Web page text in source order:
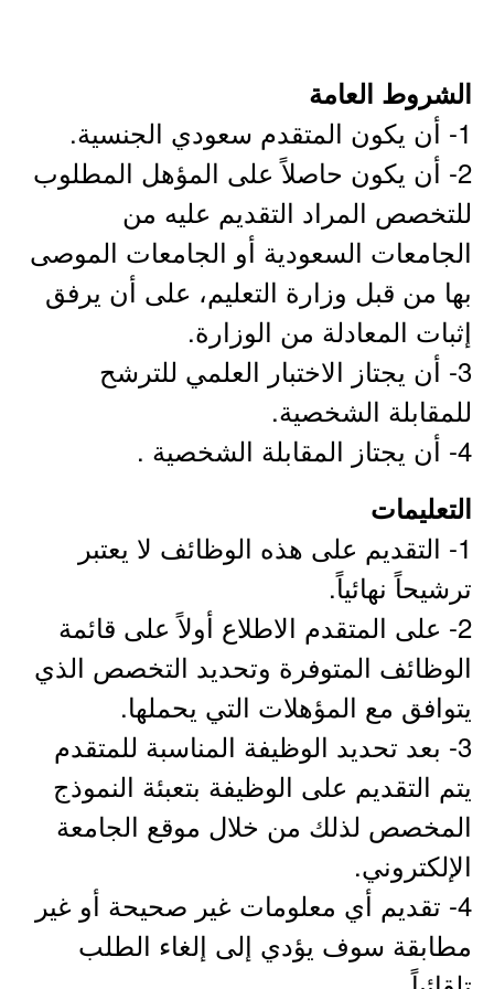
الشروط العامة
1- أن يكون المتقدم سعودي الجنسية.
2- أن يكون حاصلاً على المؤهل المطلوب
للتخصص المراد التقديم عليه من
الجامعات السعودية أو الجامعات الموصى
بها من قبل وزارة التعليم، على أن يرفق
إثبات المعادلة من الوزارة.
3- أن يجتاز الاختبار العلمي للترشح
للمقابلة الشخصية.
4- أن يجتاز المقابلة الشخصية .
التعليمات
1- التقديم على هذه الوظائف لا يعتبر
ترشيحاً نهائياً.
2- على المتقدم الاطلاع أولاً على قائمة
الوظائف المتوفرة وتحديد التخصص الذي
يتوافق مع المؤهلات التي يحملها.
3- بعد تحديد الوظيفة المناسبة للمتقدم
يتم التقديم على الوظيفة بتعبئة النموذج
المخصص لذلك من خلال موقع الجامعة
الإلكتروني.
4- تقديم أي معلومات غير صحيحة أو غير
مطابقة سوف يؤدي إلى إلغاء الطلب